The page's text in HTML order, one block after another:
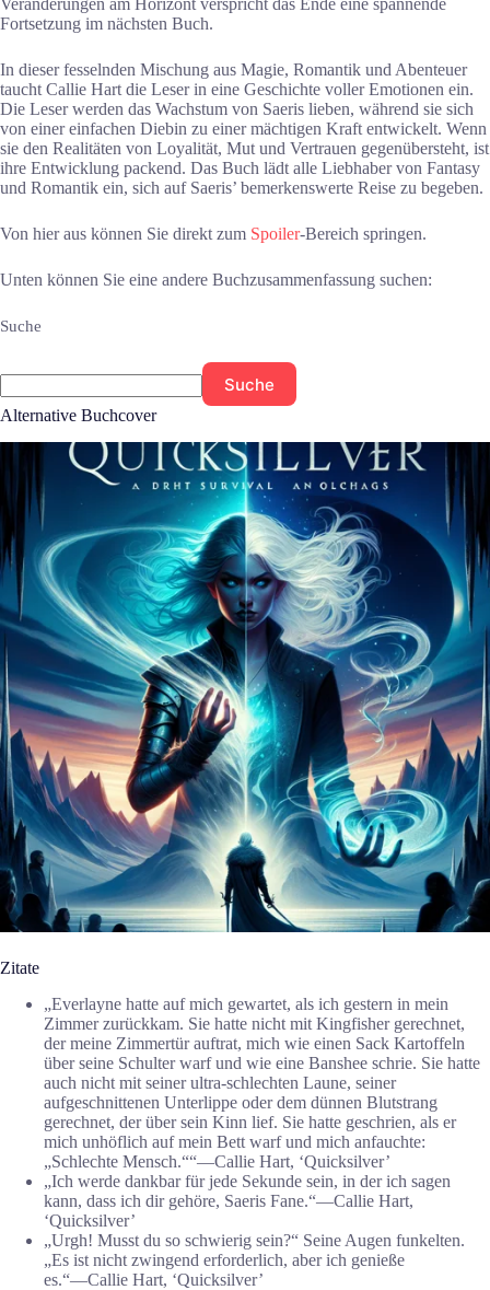
Veränderungen am Horizont verspricht das Ende eine spannende
Fortsetzung im nächsten Buch.
In dieser fesselnden Mischung aus Magie, Romantik und Abenteuer
taucht Callie Hart die Leser in eine Geschichte voller Emotionen ein.
Die Leser werden das Wachstum von Saeris lieben, während sie sich
von einer einfachen Diebin zu einer mächtigen Kraft entwickelt. Wenn
sie den Realitäten von Loyalität, Mut und Vertrauen gegenübersteht, ist
ihre Entwicklung packend. Das Buch lädt alle Liebhaber von Fantasy
und Romantik ein, sich auf Saeris’ bemerkenswerte Reise zu begeben.
Von hier aus können Sie direkt zum Spoiler-Bereich springen.
Unten können Sie eine andere Buchzusammenfassung suchen:
Suche
Suche
Alternative Buchcover
Zitate
„Everlayne hatte auf mich gewartet, als ich gestern in mein
Zimmer zurückkam. Sie hatte nicht mit Kingfisher gerechnet,
der meine Zimmertür auftrat, mich wie einen Sack Kartoffeln
über seine Schulter warf und wie eine Banshee schrie. Sie hatte
auch nicht mit seiner ultra-schlechten Laune, seiner
aufgeschnittenen Unterlippe oder dem dünnen Blutstrang
gerechnet, der über sein Kinn lief. Sie hatte geschrien, als er
mich unhöflich auf mein Bett warf und mich anfauchte:
„Schlechte Mensch.““―Callie Hart, ‘Quicksilver’
„Ich werde dankbar für jede Sekunde sein, in der ich sagen
kann, dass ich dir gehöre, Saeris Fane.“―Callie Hart,
‘Quicksilver’
„Urgh! Musst du so schwierig sein?“ Seine Augen funkelten.
„Es ist nicht zwingend erforderlich, aber ich genieße
es.“―Callie Hart, ‘Quicksilver’